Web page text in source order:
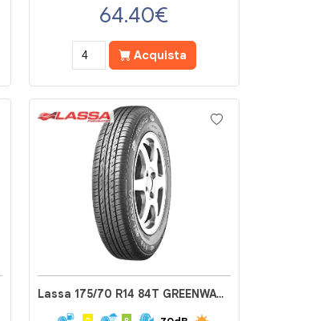
64.40€
Acquista
Lassa 175/70 R14 84T GREENWAYS